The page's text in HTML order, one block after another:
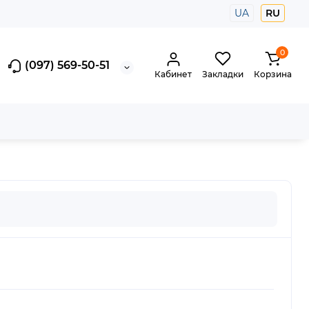
UA RU
(097) 569-50-51
Кабинет Закладки
0
Корзина